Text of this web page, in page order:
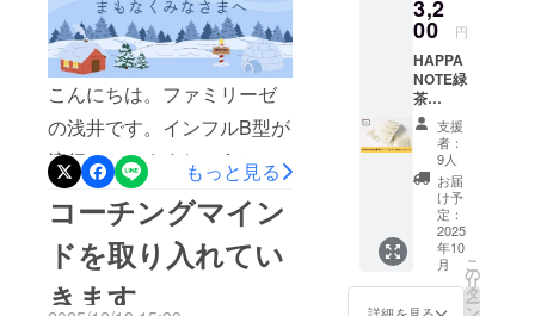
でき、とても温かく興味深
い時間となりました。「大
人になって聴く絵本の読み
聞かせ」の魅力を、少しで
も感じていただけていたら
嬉しいです。自分軸って、
特別に何かしないといけな
いものではありません。例
えば、子どもが寝ている間
を開催いたしました！今回
は、 エイジングママ：9名
お子さま：7名 のたくさん
の皆さまにお集まりいただ
き、最高に温かいスタート
を切ることができました！
◆猛暑の中、足を運んでく
ださったママたちへまず
は、心からの感謝を伝えさ
こんにちは。ファミリーゼ
の浅井です。インフルB型が
流行っていますね。うちの
夫もいまダウンしていま
す。【印刷会社決めに難
航】昨年末に、子どもの人
生に寄り添うノート
もっと見る
コーチングマイン
ドを取り入れてい
きます
作ろう！と
思い、2023
年8月に起業
しました。
コロナ禍が
落ち着きあ
る昨今です
が、天災、
事故、病気
などいつ何
が起こるか
3,2
00 円
HAPPA
NOTE緑
茶
ティー
バック
＋お礼
メッ
セージ
心を込
めたお
礼メッ
セージ
とオリ
ジナル
支援
者：
9人
お届
け予
定：
2025
年10
月
詳細を見る
こ
の
リ
タ
ー